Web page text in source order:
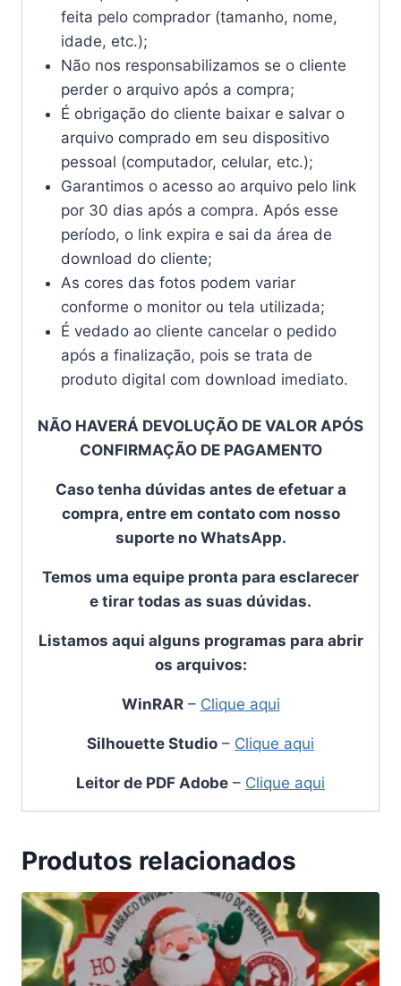
feita pelo comprador (tamanho, nome,
idade, etc.);
Não nos responsabilizamos se o cliente
perder o arquivo após a compra;
É obrigação do cliente baixar e salvar o
arquivo comprado em seu dispositivo
pessoal (computador, celular, etc.);
Garantimos o acesso ao arquivo pelo link
por 30 dias após a compra. Após esse
período, o link expira e sai da área de
download do cliente;
As cores das fotos podem variar
conforme o monitor ou tela utilizada;
É vedado ao cliente cancelar o pedido
após a finalização, pois se trata de
produto digital com download imediato.
NÃO HAVERÁ DEVOLUÇÃO DE VALOR APÓS
CONFIRMAÇÃO DE PAGAMENTO
Caso tenha dúvidas antes de efetuar a
compra, entre em contato com nosso
suporte no WhatsApp.
Temos uma equipe pronta para esclarecer
e tirar todas as suas dúvidas.
Listamos aqui alguns programas para abrir
os arquivos:
WinRAR– Clique aqui
Silhouette Studio – Clique aqui
Leitor de PDF Adobe – Clique aqui
Produtos relacionados